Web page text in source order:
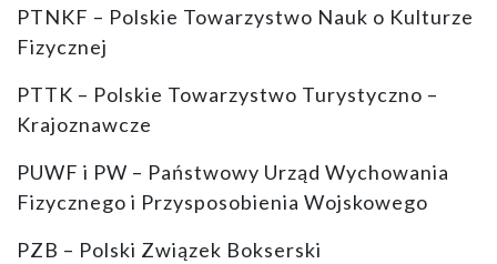
PTNKF – Polskie Towarzystwo Nauk o Kulturze
Fizycznej
PTTK – Polskie Towarzystwo Turystyczno –
Krajoznawcze
PUWF i PW – Państwowy Urząd Wychowania
Fizycznego i Przysposobienia Wojskowego
PZB – Polski Związek Bokserski